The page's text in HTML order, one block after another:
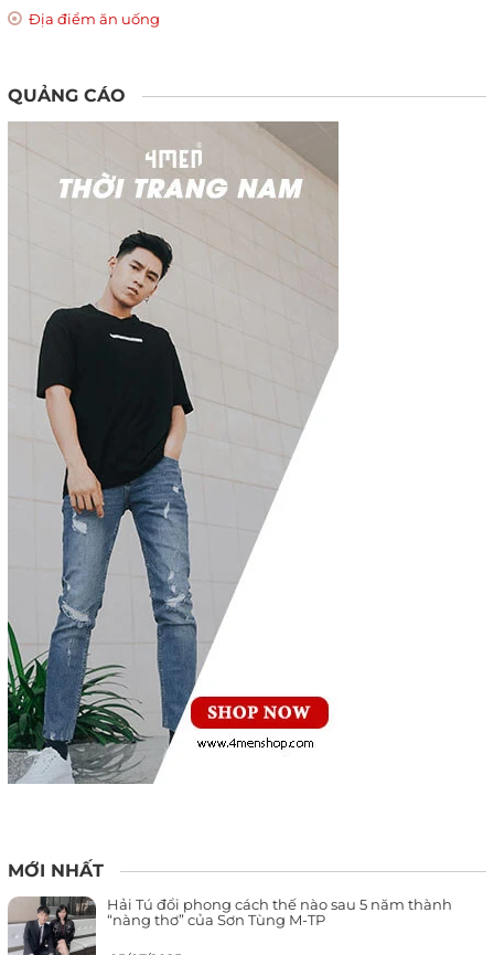
Địa điểm ăn uống
QUẢNG CÁO
MỚI NHẤT
Hải Tú đổi phong cách thế nào sau 5 năm thành
“nàng thơ” của Sơn Tùng M-TP